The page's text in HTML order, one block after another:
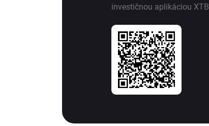
investičnou aplikáciou XTB